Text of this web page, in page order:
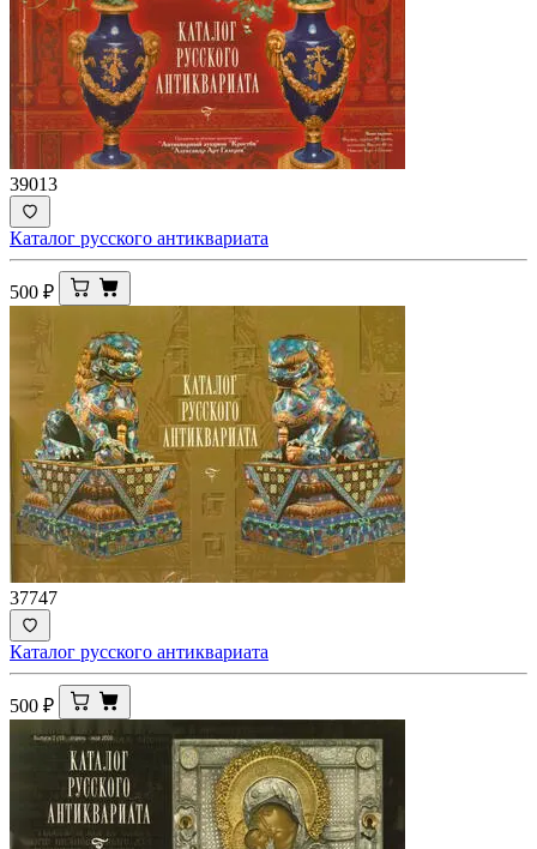
39013
Каталог русского антиквариата
500 ₽
37747
Каталог русского антиквариата
500 ₽